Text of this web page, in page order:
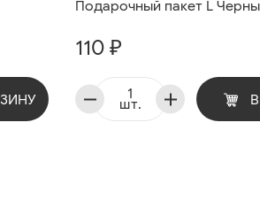
Подарочный пакет L
110 ₽
шт.